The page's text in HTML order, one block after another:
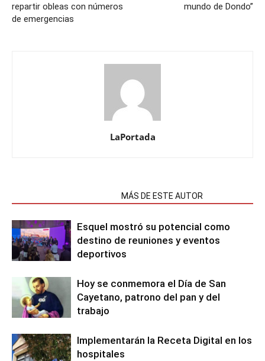
repartir obleas con números
de emergencias
mundo de Dondo”
LaPortada
MÁS DE ESTE AUTOR
Esquel mostró su potencial como
destino de reuniones y eventos
deportivos
Hoy se conmemora el Día de San
Cayetano, patrono del pan y del
trabajo
Implementarán la Receta Digital en los
hospitales